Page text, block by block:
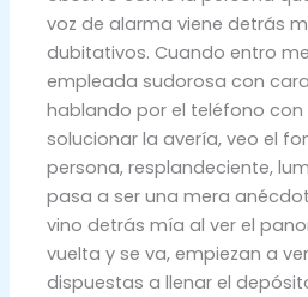
voz de alarma viene detrás
dubitativos. Cuando entro
empleada sudorosa con
hablando por el teléfono
solucionar la avería, veo el
persona, resplandeciente,
pasa a ser una mera
vino detrás mía al ver el
vuelta y se va, empiezan a
dispuestas a llenar el